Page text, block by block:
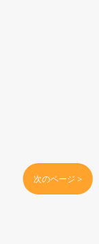
次のページ >